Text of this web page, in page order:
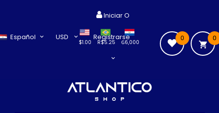
Español USD
$1.00 ₲6,000
R$5.25
Iniciar O
Registrarse 0
0